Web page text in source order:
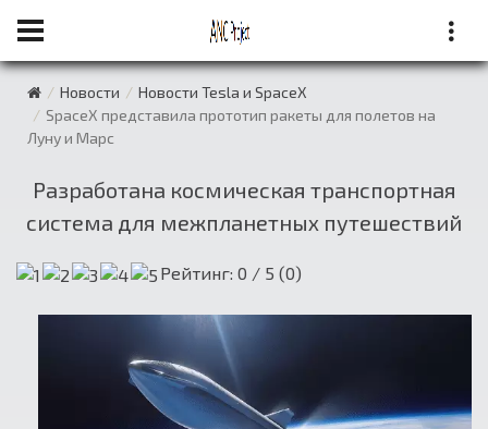
Новости
Новости Tesla и SpaceX
SpaceX представила прототип ракеты для полетов на
Луну и Марс
Разработана космическая транспортная
система для межпланетных путешествий
Рейтинг: 0 / 5 (0)